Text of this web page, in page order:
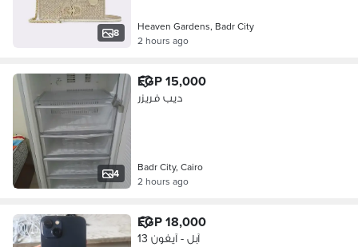
8
Heaven Gardens, Badr City
2 hours ago
4
EGP 15,000
ديب فريزر
Badr City, Cairo
2 hours ago
EGP 18,000
آبل - آيفون 13